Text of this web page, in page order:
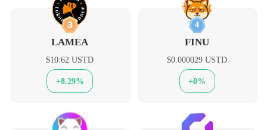
3
LAMEA
$10.62 USTD
+8.29%
4
FINU
$0.000029 USTD
+0%